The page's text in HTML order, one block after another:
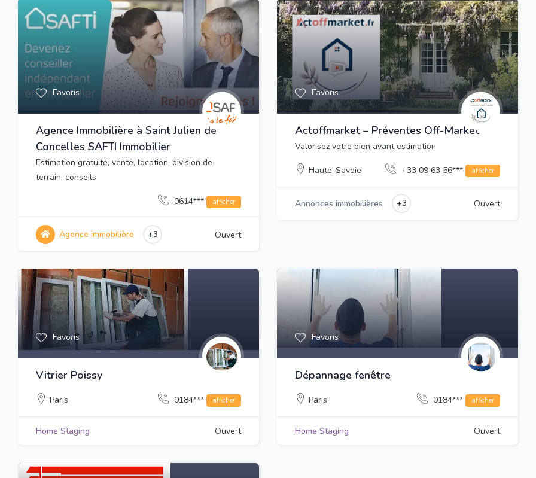
Favoris
Agence Immobilière à Saint Julien de
Concelles SAFTI Immobilier
Estimation gratuite, vente, location, division de
terrain, conseils
0614*** afficher
Agence immobilière +3 Ouvert
Favoris
Actoffmarket – Préventes Off-Market
Valorisez votre bien avant estimation
Haute-Savoie +33 09 63 56*** afficher
Annonces immobilières +3 Ouvert
Favoris
Vitrier Poissy
Paris 0184*** afficher
Home Staging Ouvert
Favoris
Dépannage fenêtre
Paris 0184*** afficher
Home Staging Ouvert